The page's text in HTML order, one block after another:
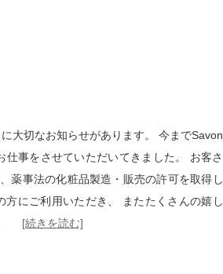
大切なお知らせがあります。 今までSavon
事をさせていただいてきました。 お客さ
薬事法の化粧品製造・販売の許可を取得し
にご利用いただき、 またたくさんの嬉し
… [続きを読む]